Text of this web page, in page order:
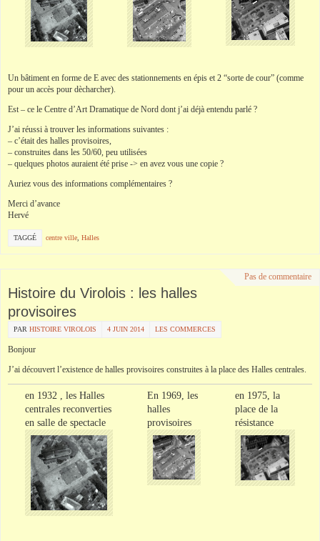
Un bâtiment en forme de E avec des stationnements en épis et 2 “sorte de cour” (comme
pour un accès pour dècharcher).
Est – ce le Centre d’Art Dramatique de Nord dont j’ai déjà entendu parlé ?
J’ai réussi à trouver les informations suivantes :
– c’était des halles provisoires,
– construites dans les 50/60, peu utilisées
– quelques photos auraient été prise -> en avez vous une copie ?
Auriez vous des informations complémentaires ?
Merci d’avance
Hervé
TAGGÉ centre ville, Halles
Pas de commentaire
Histoire du Virolois : les halles
provisoires
PAR HISTOIRE VIROLOIS 4 JUIN 2014 LES COMMERCES
Bonjour
J’ai découvert l’existence de halles provisoires construites à la place des Halles centrales.
en 1932 , les Halles
centrales reconverties
en salle de spectacle
En 1969, les
halles
provisoires
en 1975, la
place de la
résistance